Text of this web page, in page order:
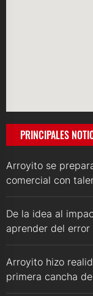
PRINCIPALES
Arroyito se
comercial con
De la idea al
aprender del error
Arroyito hizo
primera cancha